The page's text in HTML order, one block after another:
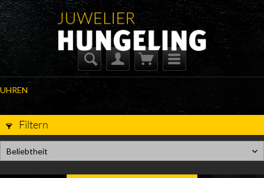
UHREN
Filtern
Beliebtheit